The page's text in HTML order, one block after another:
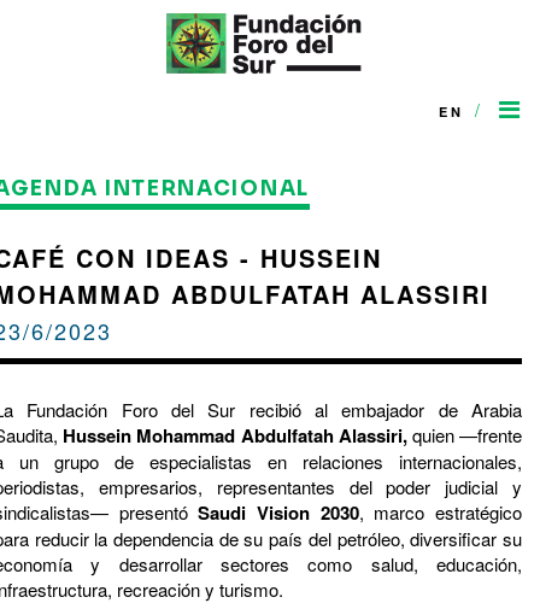
EN /
INTERNACIONAL
CON IDEAS - HUSSEIN
ABDULFATAH ALASSIRI
6/2023
Fundación Foro del Sur recibió al embajador de Arabia
Hussein Mohammad Abdulfatah Alassiri,quien —frente
un grupo de especialistas en relaciones internacionales,
empresarios, representantes del poder judicial y
presentóSaudi Vision 2030, marco estratégico
reducir la dependencia de su país del petróleo, diversificar su
y desarrollar sectores como salud, educación,
recreación y turismo.